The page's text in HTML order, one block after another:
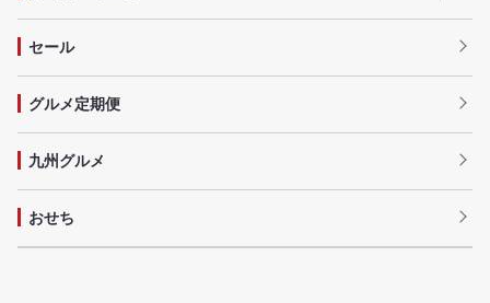
セール
グルメ定期便
九州グルメ
おせち